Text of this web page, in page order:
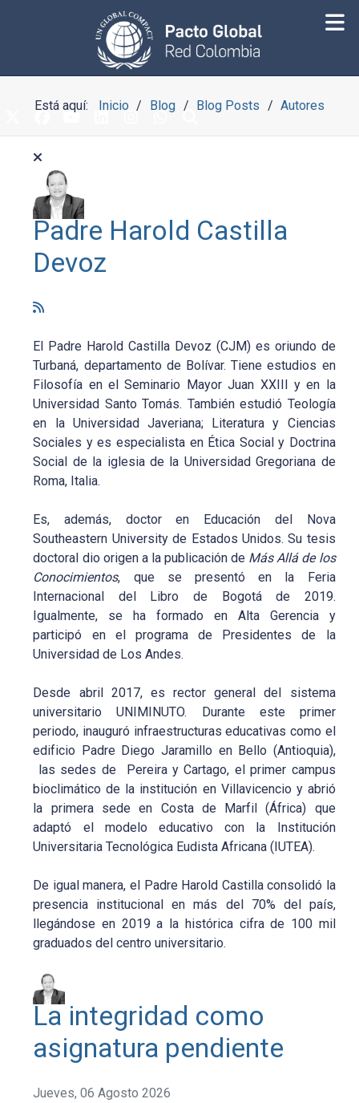
Está aquí: Inicio Blog Blog Posts Autores
Padre Harold Castilla
Devoz
El Padre Harold Castilla Devoz (CJM) es oriundo de
Turbaná, departamento de Bolívar. Tiene estudios en
Filosofía en el Seminario Mayor Juan XXIII y en la
Universidad Santo Tomás. También estudió Teología
en la Universidad Javeriana; Literatura y Ciencias
Sociales y es especialista en Ética Social y Doctrina
Social de la iglesia de la Universidad Gregoriana de
Roma, Italia.
Es, además, doctor en Educación del Nova
Southeastern University de Estados Unidos. Su tesis
doctoral dio origen a la publicación de Más Allá de los
Conocimientos, que se presentó en la Feria
Internacional del Libro de Bogotá de 2019.
Igualmente, se ha formado en Alta Gerencia y
participó en el programa de Presidentes de la
Universidad de Los Andes.
Desde abril 2017, es rector general del sistema
universitario UNIMINUTO. Durante este primer
periodo, inauguró infraestructuras educativas como el
edificio Padre Diego Jaramillo en Bello (Antioquia),
las sedes de Pereira y Cartago, el primer campus
bioclimático de la institución en Villavicencio y abrió
la primera sede en Costa de Marfil (África) que
adaptó el modelo educativo con la Institución
Universitaria Tecnológica Eudista Africana (IUTEA).
De igual manera, el Padre Harold Castilla consolidó la
presencia institucional en más del 70% del país,
llegándose en 2019 a la histórica cifra de 100 mil
graduados del centro universitario.
La integridad como
asignatura pendiente
Jueves, 06 Agosto 2026